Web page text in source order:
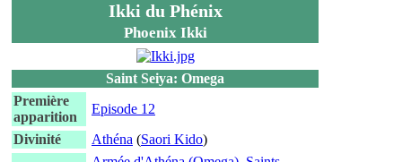
Ikki du Phénix
Phoenix Ikki
Saint Seiya: Omega
Première
apparition
Episode 12
Divinité
Athéna (Saori Kido)